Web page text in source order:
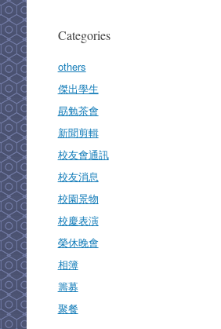
Categories
others
傑出學生
勗勉茶會
新聞剪輯
校友會通訊
校友消息
校園景物
校慶表演
榮休晚會
相簿
籌募
聚餐